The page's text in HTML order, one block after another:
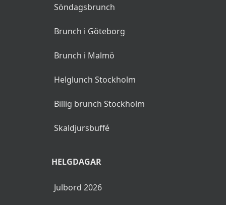
Söndagsbrunch
Brunch i Göteborg
Brunch i Malmö
Helglunch Stockholm
Billig brunch Stockholm
Skaldjursbuffé
HELGDAGAR
Julbord 2026